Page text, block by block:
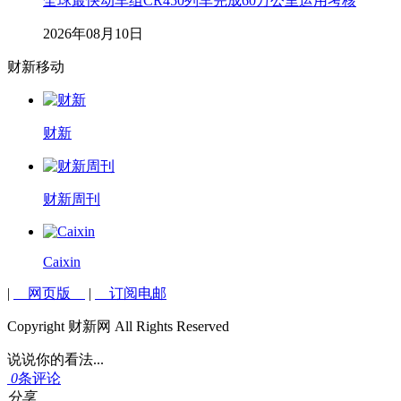
2026年08月10日
财新移动
财新
财新周刊
Caixin
| 网页版 | 订阅电邮
Copyright 财新网 All Rights Reserved
说说你的看法...
0条评论
分享